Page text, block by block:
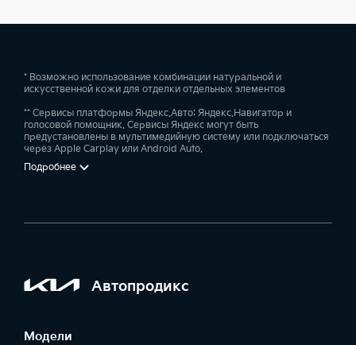
* Возможно использование комбинации натуральной и
искусственной кожи для отделки отдельных элементов
** Сервисы платформы Яндекс.Авто: Яндекс.Навигатор и
голосовой помощник. Сервисы Яндекс могут быть
предустановлены в мультимедийную систему или подключаться
через Apple Carplay или Android Auto.
Подробнее
Автопродикс
Модели